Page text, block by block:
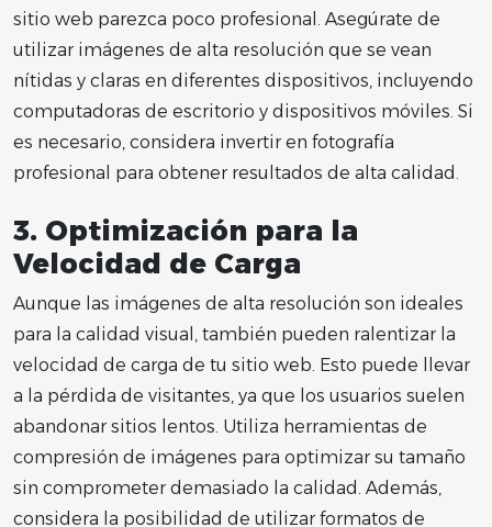
sitio web parezca poco profesional. Asegúrate de
utilizar imágenes de alta resolución que se vean
nítidas y claras en diferentes dispositivos, incluyendo
computadoras de escritorio y dispositivos móviles. Si
es necesario, considera invertir en fotografía
profesional para obtener resultados de alta calidad.
3. Optimización para la
Velocidad de Carga
Aunque las imágenes de alta resolución son ideales
para la calidad visual, también pueden ralentizar la
velocidad de carga de tu sitio web. Esto puede llevar
a la pérdida de visitantes, ya que los usuarios suelen
abandonar sitios lentos. Utiliza herramientas de
compresión de imágenes para optimizar su tamaño
sin comprometer demasiado la calidad. Además,
considera la posibilidad de utilizar formatos de